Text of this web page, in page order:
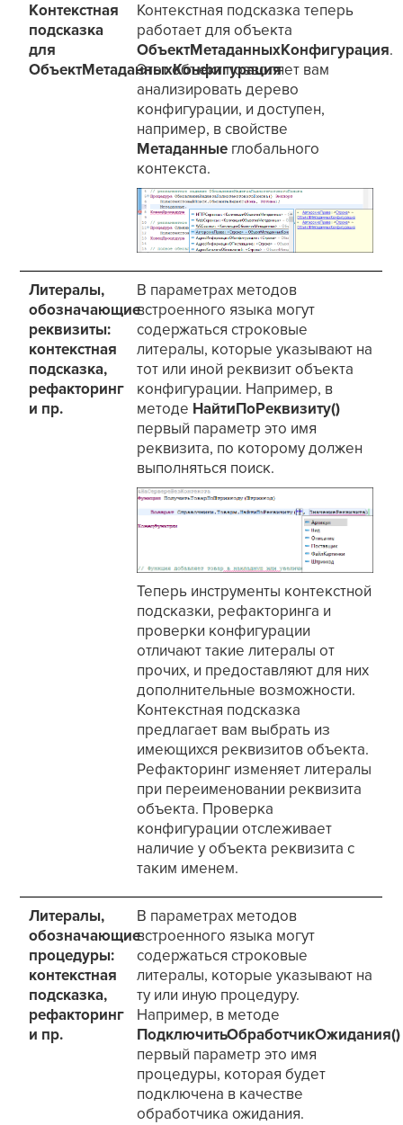
Контекстная
подсказка
для
ОбъектМетаданныхКонфигурация
Контекстная подсказка теперь
работает для объекта
ОбъектМетаданныхКонфигурация.
Этот объект позволяет вам
анализировать дерево
конфигурации, и доступен,
например, в свойстве
Метаданные глобального
контекста.
Литералы,
обозначающие
реквизиты:
контекстная
подсказка,
рефакторинг
и пр.
В параметрах методов
встроенного языка могут
содержаться строковые
литералы, которые указывают на
тот или иной реквизит объекта
конфигурации. Например, в
методе НайтиПоРеквизиту()
первый параметр это имя
реквизита, по которому должен
выполняться поиск.
Теперь инструменты контекстной
подсказки, рефакторинга и
проверки конфигурации
отличают такие литералы от
прочих, и предоставляют для них
дополнительные возможности.
Контекстная подсказка
предлагает вам выбрать из
имеющихся реквизитов объекта.
Рефакторинг изменяет литералы
при переименовании реквизита
объекта. Проверка
конфигурации отслеживает
наличие у объекта реквизита с
таким именем.
Литералы,
обозначающие
процедуры:
контекстная
подсказка,
рефакторинг
и пр.
В параметрах методов
встроенного языка могут
содержаться строковые
литералы, которые указывают на
ту или иную процедуру.
Например, в методе
ПодключитьОбработчикОжидания()
первый параметр это имя
процедуры, которая будет
подключена в качестве
обработчика ожидания.